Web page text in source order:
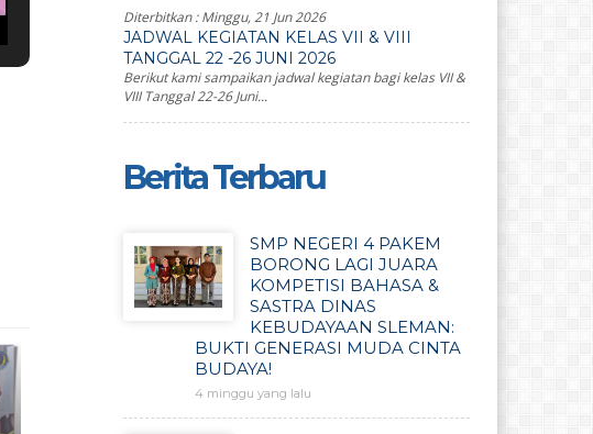
Diterbitkan :Minggu, 21 Jun 2026
JADWAL KEGIATAN KELAS VII & VIII
TANGGAL 22 -26 JUNI 2026
Berikut kami sampaikan jadwal kegiatan bagi kelas VII &
VIII Tanggal 22-26 Juni...
Berita Terbaru
SMP NEGERI 4 PAKEM
BORONG LAGI JUARA
KOMPETISI BAHASA &
SASTRA DINAS
KEBUDAYAAN SLEMAN:
BUKTI GENERASI MUDA CINTA
BUDAYA!
4 minggu yang lalu